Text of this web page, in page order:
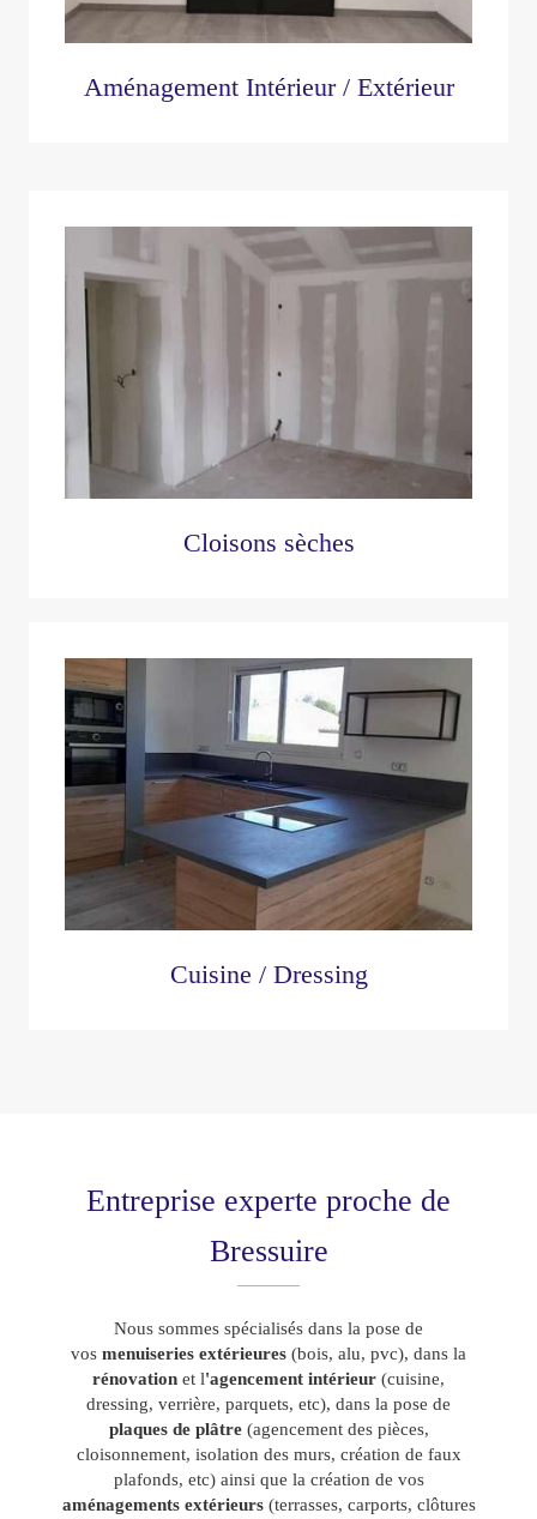
Aménagement Intérieur / Extérieur
Cloisons sèches
Cuisine / Dressing
Entreprise experte proche de
Bressuire
Nous sommes spécialisés dans la pose de
vos menuiseries extérieures (bois, alu, pvc), dans la
rénovation et l'agencement intérieur (cuisine,
dressing, verrière, parquets, etc), dans la pose de
plaques de plâtre (agencement des pièces,
cloisonnement, isolation des murs, création de faux
plafonds, etc) ainsi que la création de vos
aménagements extérieurs(terrasses, carports, clôtures